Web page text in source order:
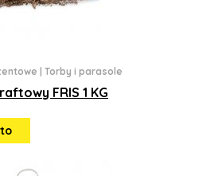
Torby i parasole
FRIS 1 KG